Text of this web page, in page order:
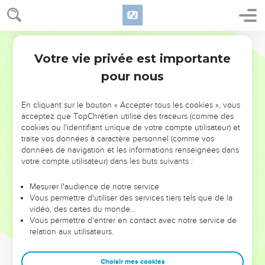
NE MANQUEZ PAS L’ÉVÉNEMENT
DE L’ANNÉE !
ET SI LEURS ERREURS POUVAIENT VOUS ÉVITER LES
VOTRES ?
leur foi ou leur vision. Mais on voit moins les doutes, les erreurs
et les saisons difficiles qu'ils ont traversés, alors même que ce
sont elles qui les ont façonnés.
Dans cette conférence, leaders, entrepreneurs, et responsables
clés pour avancer avec plus de sagesse afin que leurs erreurs
Votre vie privée est importante
pour nous
En cliquant sur le bouton « Accepter tous les cookies », vous
acceptez que TopChrétien utilise des traceurs (comme des
cookies ou l'identifiant unique de votre compte utilisateur) et
traite vos données à caractère personnel (comme vos
données de navigation et les informations renseignées dans
votre compte utilisateur) dans les buts suivants :
Mesurer l'audience de notre service
Vous permettre d'utiliser des services tiers tels que de la
vidéo, des cartes du monde…
Vous permettre d'entrer en contact avec notre service de
relation aux utilisateurs.
Choisir mes cookies